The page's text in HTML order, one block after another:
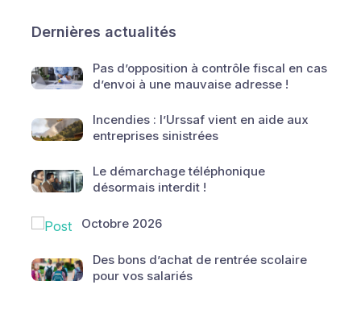
Dernières actualités
Pas d’opposition à contrôle fiscal en cas
d’envoi à une mauvaise adresse !
Incendies : l’Urssaf vient en aide aux
entreprises sinistrées
Le démarchage téléphonique
désormais interdit !
Octobre 2026
Des bons d’achat de rentrée scolaire
pour vos salariés